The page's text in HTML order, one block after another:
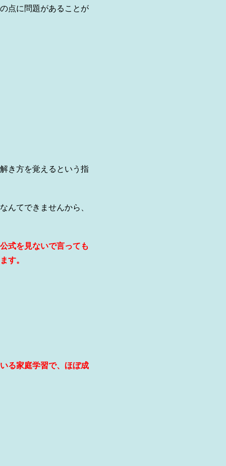
点に問題があることが
き方を覚えるという指
んてできませんから、
公式を見ないで言っても
す。
る家庭学習で、ほぼ成